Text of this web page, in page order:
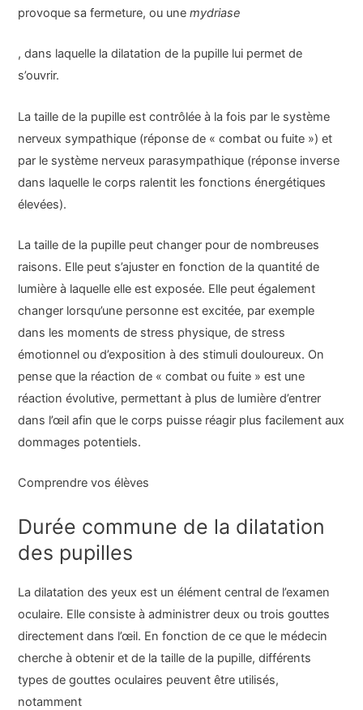
provoque sa fermeture, ou unemydriase
, dans laquelle la dilatation de la pupille lui permet de
s’ouvrir.
La taille de la pupille est contrôlée à la fois par le système
nerveux sympathique (réponse de « combat ou fuite ») et
par le système nerveux parasympathique (réponse inverse
dans laquelle le corps ralentit les fonctions énergétiques
élevées).
La taille de la pupille peut changer pour de nombreuses
raisons. Elle peut s’ajuster en fonction de la quantité de
lumière à laquelle elle est exposée. Elle peut également
changer lorsqu’une personne est excitée, par exemple
dans les moments de stress physique, de stress
émotionnel ou d’exposition à des stimuli douloureux. On
pense que la réaction de « combat ou fuite » est une
réaction évolutive, permettant à plus de lumière d’entrer
dans l’œil afin que le corps puisse réagir plus facilement aux
dommages potentiels.
Comprendre vos élèves
Durée commune de la dilatation
des pupilles
La dilatation des yeux est un élément central de l’examen
oculaire. Elle consiste à administrer deux ou trois gouttes
directement dans l’œil. En fonction de ce que le médecin
cherche à obtenir et de la taille de la pupille, différents
types de gouttes oculaires peuvent être utilisés,
notamment